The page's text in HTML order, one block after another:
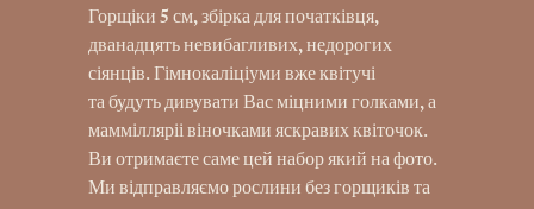
Горщіки 5 см, збірка для початківця,
дванадцять невибагливих, недорогих
сіянців. Гімнокаліціуми вже квітучі
та будуть дивувати Вас міцними голками, а
маммілляріі віночками яскравих квіточок.
Ви отримаєте саме цей набор який на фото.
Ми відправляємо рослини без горщиків та